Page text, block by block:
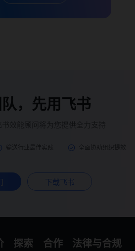
，先用飞书
下载飞书
探索
合作
法律与合规